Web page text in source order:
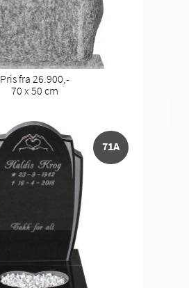
Pris fra 26.900,-
70 x 50 cm
71A